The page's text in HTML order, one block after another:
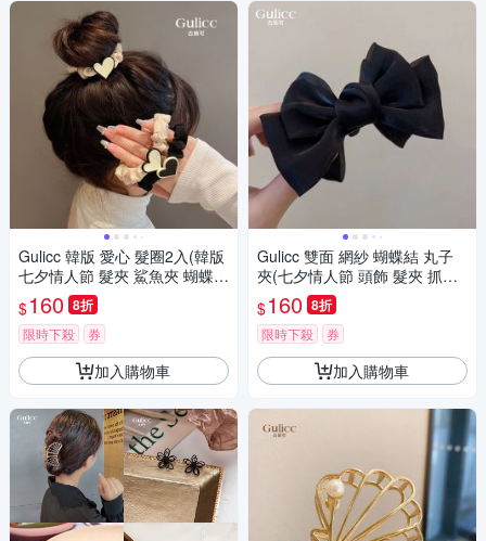
Gulicc 韓版 愛心 髮圈2入(韓版
七夕情人節 髮夾 鯊魚夾 蝴蝶結
生日禮物 )
$160 8折
限時下殺 券
加入購物車
Gulicc 雙面 網紗 蝴蝶結 丸子
夾(七夕情人節 頭飾 髮夾 抓夾
髮圈 韓國 生日禮物 )
$160 8折
限時下殺 券
加入購物車